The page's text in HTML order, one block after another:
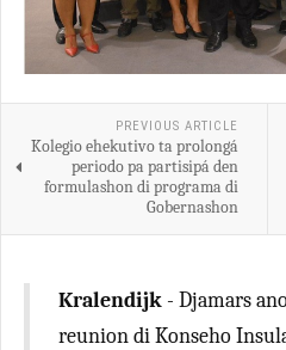
PREVIOUS ARTICLE
Kolegio ehekutivo ta prolongá
periodo pa partisipá den
formulashon di programa di
Gobernashon
Kralendijk - Djamars
reunion di Konseho